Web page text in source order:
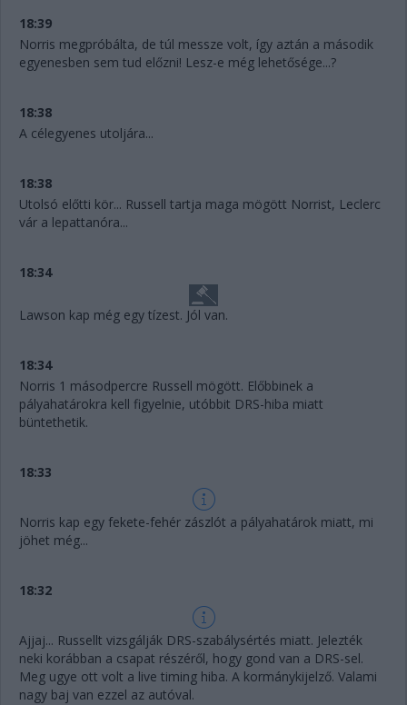
18:39
Norris megpróbálta, de túl messze volt, így aztán a második
egyenesben sem tud előzni! Lesz-e még lehetősége...?
18:38
A célegyenes utoljára...
18:38
Utolsó előtti kör... Russell tartja maga mögött Norrist, Leclerc
vár a lepattanóra...
18:34
Lawson kap még egy tízest. Jól van.
18:34
Norris 1 másodpercre Russell mögött. Előbbinek a
pályahatárokra kell figyelnie, utóbbit DRS-hiba miatt
büntethetik.
18:33
Norris kap egy fekete-fehér zászlót a pályahatárok miatt, mi
jöhet még...
18:32
Ajjaj... Russellt vizsgálják DRS-szabálysértés miatt. Jelezték
neki korábban a csapat részéről, hogy gond van a DRS-sel.
Meg ugye ott volt a live timing hiba. A kormánykijelző. Valami
nagy baj van ezzel az autóval.